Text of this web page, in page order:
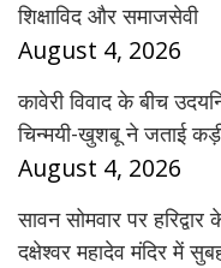
शिक्षाविद और समाजसेवी
August 4, 2026
कावेरी विवाद के बीच
चिन्मयी-खुशबू ने जताई
August 4, 2026
सावन सोमवार पर
दक्षेश्वर महादेव मंदिर में